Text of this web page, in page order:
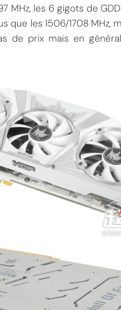
MHz, les 6 gigots de
que les 1506/1708 MHz,
de prix mais en